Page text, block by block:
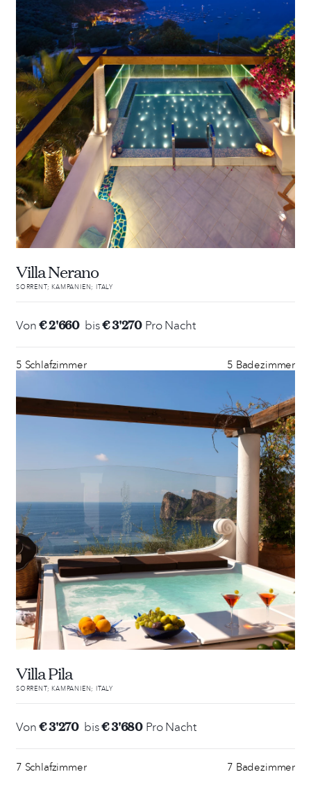
Villa Nerano
SORRENT; KAMPANIEN; ITALY
Von€ 2'660 bis€ 3'270 Pro Nacht
5 Schlafzimmer 5 Badezimmer
Villa Pila
SORRENT; KAMPANIEN; ITALY
Von€ 3'270 bis€ 3'680 Pro Nacht
7 Schlafzimmer 7 Badezimmer